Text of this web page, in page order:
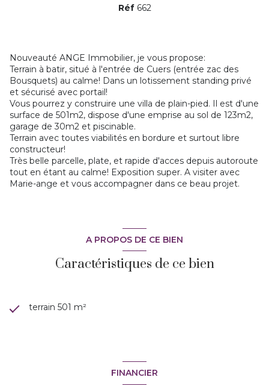
Réf 662
Nouveauté ANGE Immobilier, je vous propose:
Terrain à batir, situé à l'entrée de Cuers (entrée zac des
Bousquets) au calme! Dans un lotissement standing privé
et sécurisé avec portail!
Vous pourrez y construire une villa de plain-pied. Il est d'une
surface de 501m2, dispose d'une emprise au sol de 123m2,
garage de 30m2 et piscinable.
Terrain avec toutes viabilités en bordure et surtout libre
constructeur!
Très belle parcelle, plate, et rapide d'acces depuis autoroute
tout en étant au calme! Exposition super. A visiter avec
Marie-ange et vous accompagner dans ce beau projet.
A PROPOS DE CE BIEN
Caractéristiques de ce bien
terrain 501 m²
FINANCIER